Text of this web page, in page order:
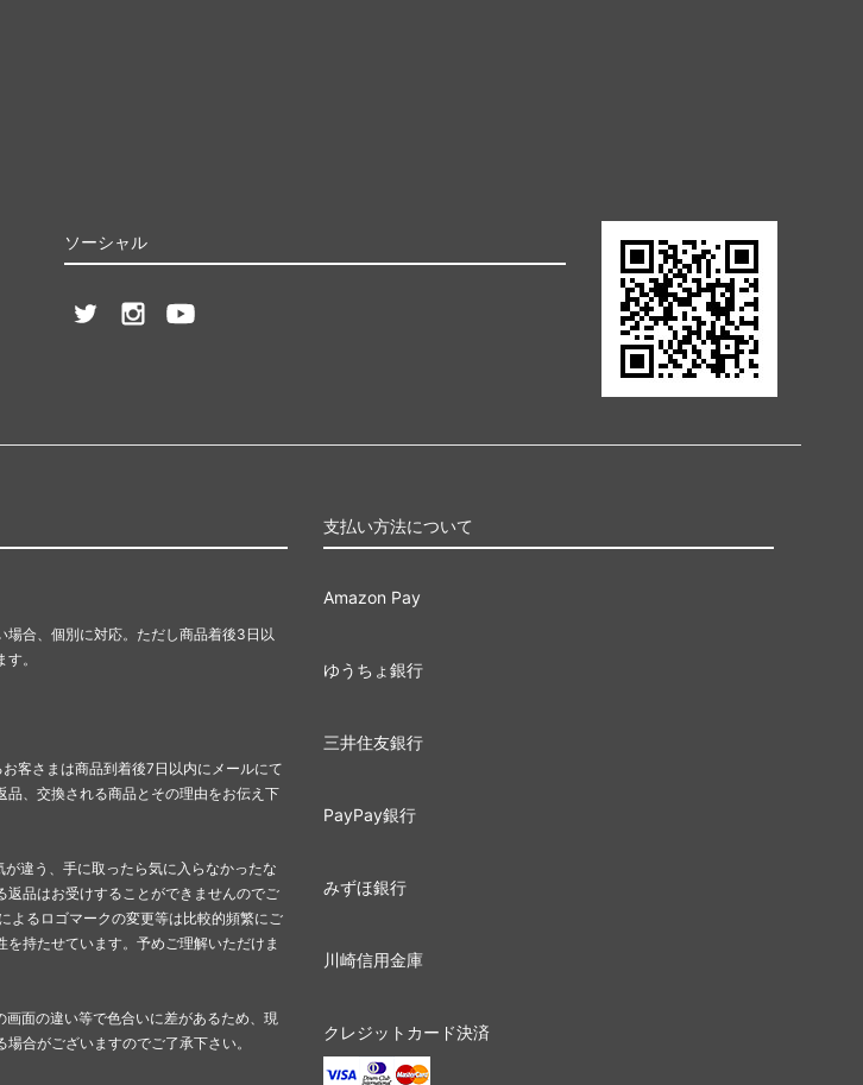
ソーシャル
場合、個別に対応。ただし商品着後3日以
。
客さまは商品到着後7日以内にメールにて
品、交換される商品とその理由をお伝え下
違う、手に取ったら気に入らなかったな
返品はお受けすることができませんのでご
よるロゴマークの変更等は比較的頻繁にご
を持たせています。予めご理解いただけま
面の違い等で色合いに差があるため、現
合がございますのでご了承下さい。
支払い方法について
Amazon Pay
ゆうちょ銀行
三井住友銀行
PayPay銀行
みずほ銀行
川崎信用金庫
クレジットカード決済